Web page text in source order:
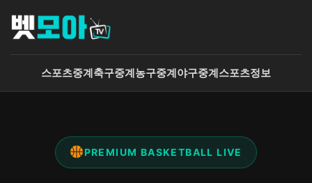
로
스포츠중계축구중계농구중계야구중계스포츠정보
PREMIUM BASKETBALL LIVE